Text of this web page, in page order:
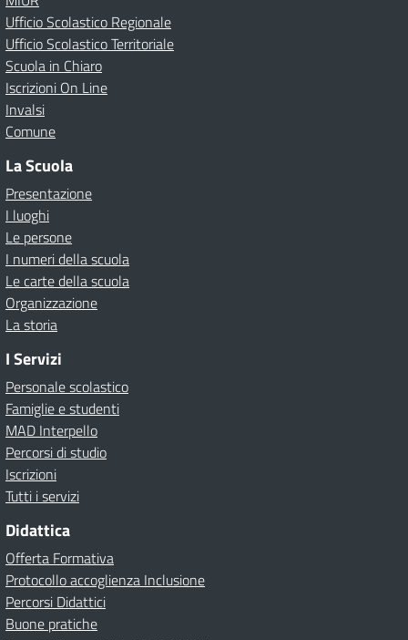
Ufficio Scolastico Regionale
Ufficio Scolastico Territoriale
Scuola in Chiaro
Iscrizioni On Line
Invalsi
Comune
La Scuola
Presentazione
I luoghi
Le persone
I numeri della scuola
Le carte della scuola
Organizzazione
La storia
I Servizi
Personale scolastico
Famiglie e studenti
MAD Interpello
Percorsi di studio
Iscrizioni
Tutti i servizi
Didattica
Offerta Formativa
Protocollo accoglienza Inclusione
Percorsi Didattici
Buone pratiche